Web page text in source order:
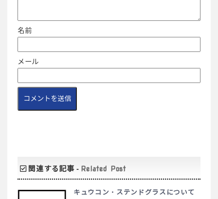
名前
メール
関連する記事 - Related Post
キュウコン・ステンドグラスについて